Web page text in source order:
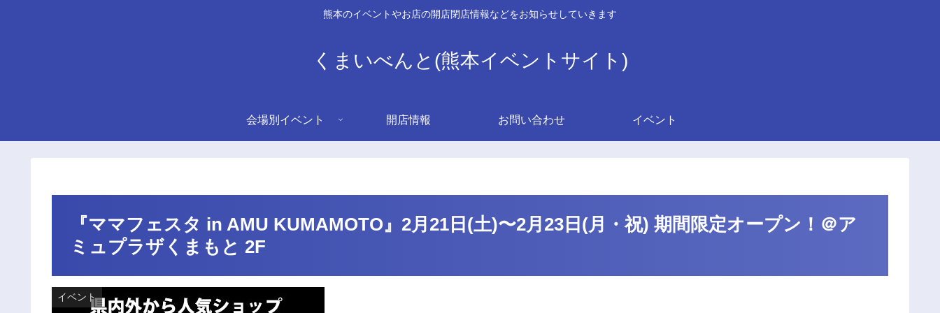
熊本のイベントやお店の開店閉店情報などをお知らせしていきます
くまいべんと(熊本イベントサイト)
会場別イベント 開店情報 お問い合わせ イベント
『ママフェスタ in AMU KUMAMOTO』2月21日(土)〜2月23日(月・祝) 期間限定オープン！＠ア
ミュプラザくまもと 2F
イベント